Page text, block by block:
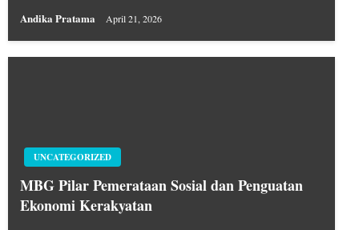
Andika Pratama April 21, 2026
UNCATEGORIZED
MBG Pilar Pemerataan Sosial dan Penguatan
Ekonomi Kerakyatan